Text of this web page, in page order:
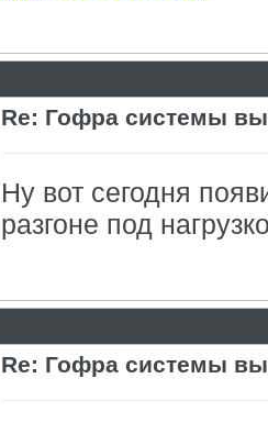
Re: Гофра системы
Ну вот сегодня
разгоне под
Re: Гофра системы